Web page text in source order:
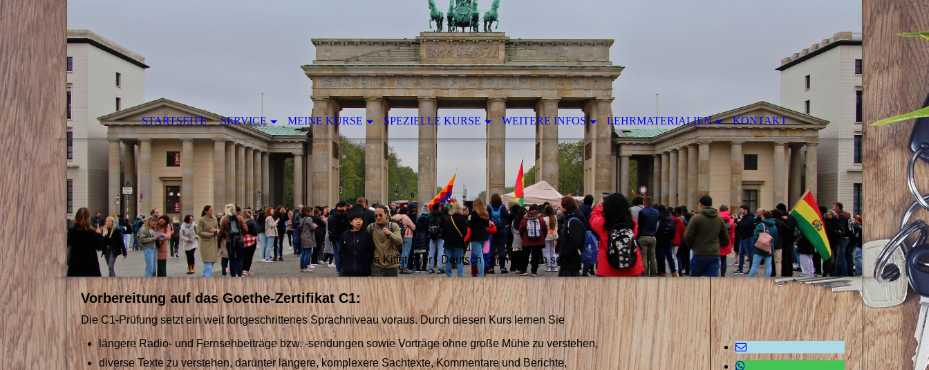
STARTSEITE SERVICE MEINE KURSE SPEZIELLE KURSE WEITERE INFOS LEHRMATERIALIEN KONTAKT
Iryna Kittsteiner - Deutsch kann einfach sein.
Vorbereitung auf das Goethe-Zertifikat C1:
Die C1-Prüfung setzt ein weit fortgeschrittenes Sprachniveau voraus. Durch diesen Kurs lernen Sie
längere Radio- und Fernsehbeiträge bzw. -sendungen sowie Vorträge ohne große Mühe zu verstehen,
diverse Texte zu verstehen, darunter längere, komplexere Sachtexte, Kommentare und Berichte,